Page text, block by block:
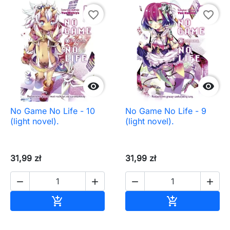

favorite_border
No Game No Life - 10
(light novel).
31,99 zł
 


favorite_border
No Game No Life - 9
(light novel).
31,99 zł
 
